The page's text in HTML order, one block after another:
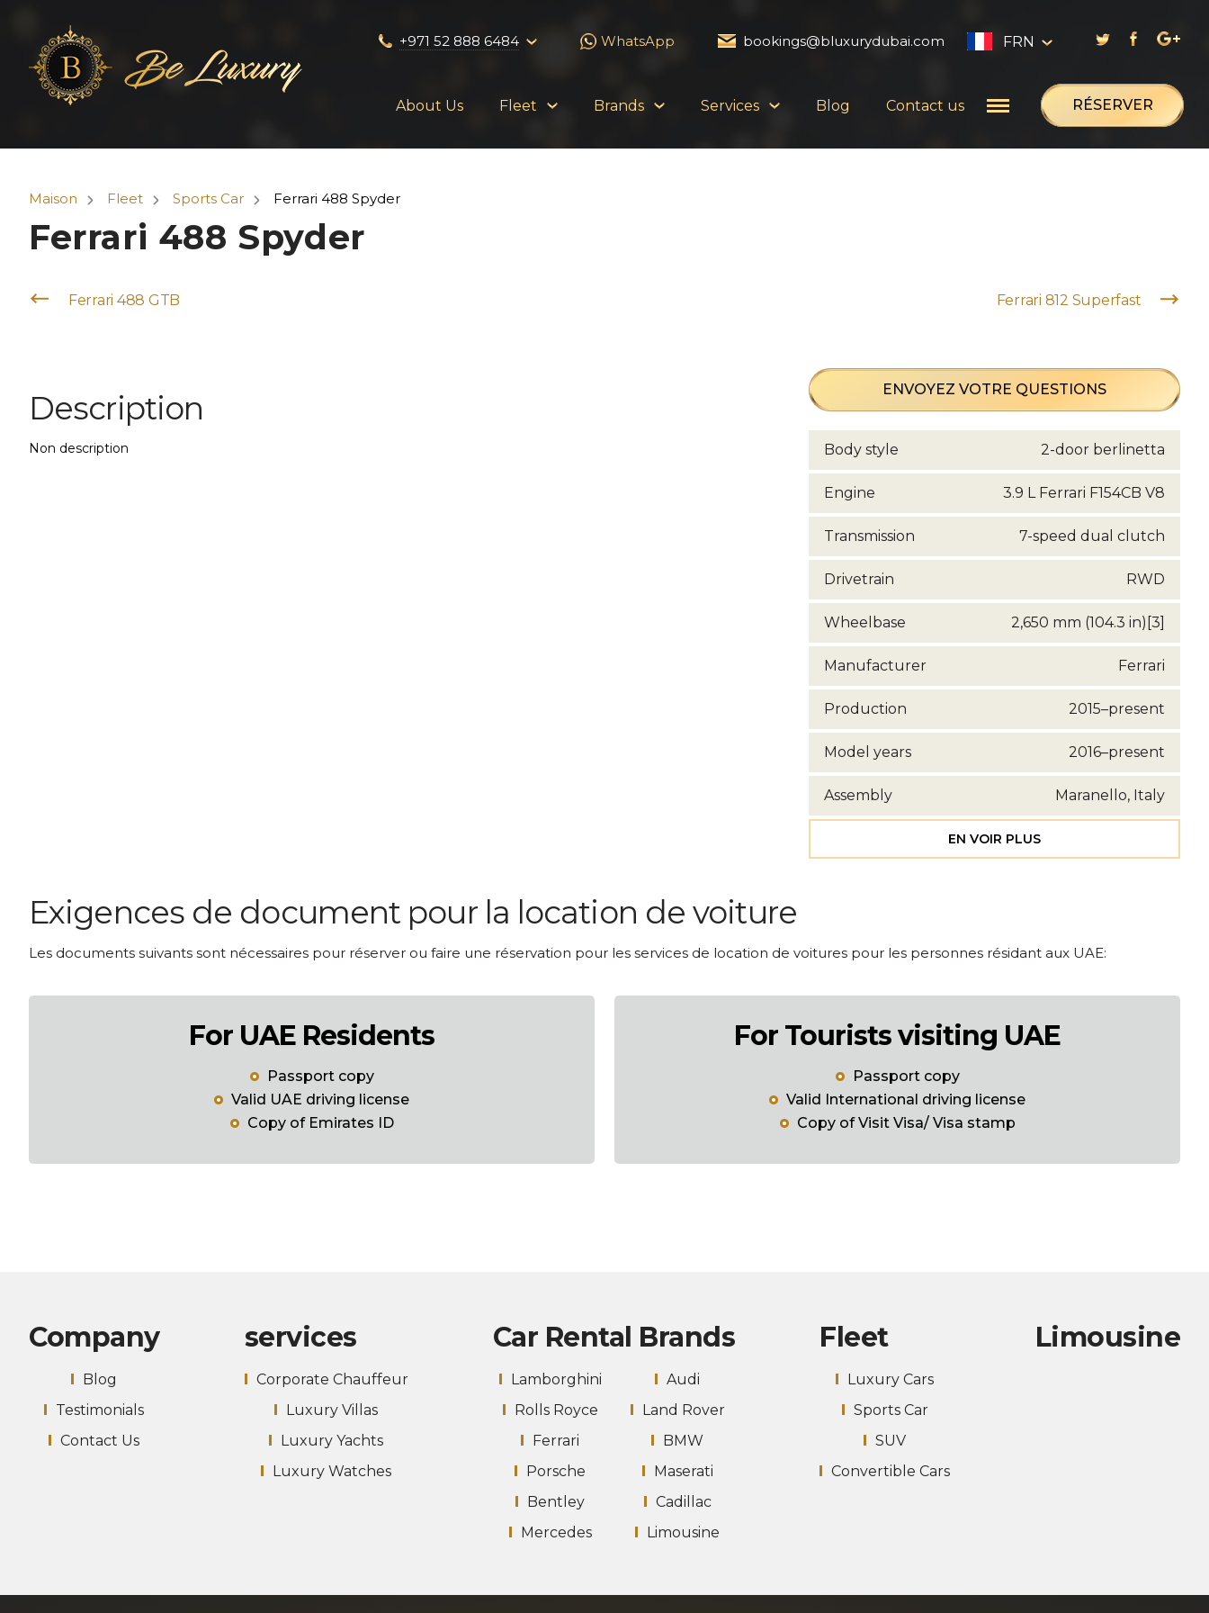
+971 52 888 6484 WhatsApp bookings@bluxurydubai.com FRN
English
العربية
About Us Fleet Brands Services Blog Contact us RÉSERVER
Maison Fleet Sports Car Ferrari 488 Spyder
Ferrari 488 Spyder
Ferrari 488 GTB Ferrari 812 Superfast
Description
Non description
ENVOYEZ VOTRE QUESTIONS
Body style 2-door berlinetta
Engine 3.9 L Ferrari F154CB V8
Transmission 7-speed dual clutch
Drivetrain RWD
Wheelbase 2,650 mm (104.3 in)[3]
Manufacturer Ferrari
Production 2015–present
Model years 2016–present
Assembly Maranello, Italy
EN VOIR PLUS
Exigences de document pour la location de voiture
Les documents suivants sont nécessaires pour réserver ou faire une réservation pour les services de location de voitures pour les personnes résidant aux UAE:
For UAE Residents
Passport copy
Valid UAE driving license
Copy of Emirates ID
For Tourists visiting UAE
Passport copy
Valid International driving license
Copy of Visit Visa/ Visa stamp
Company
Blog
Testimonials
Contact Us
services
Corporate Chauffeur
Luxury Villas
Luxury Yachts
Luxury Watches
Car Rental Brands
Lamborghini
Rolls Royce
Ferrari
Porsche
Bentley
Mercedes
Audi
Land Rover
BMW
Maserati
Cadillac
Limousine
Fleet
Luxury Cars
Sports Car
SUV
Convertible Cars
Limousine